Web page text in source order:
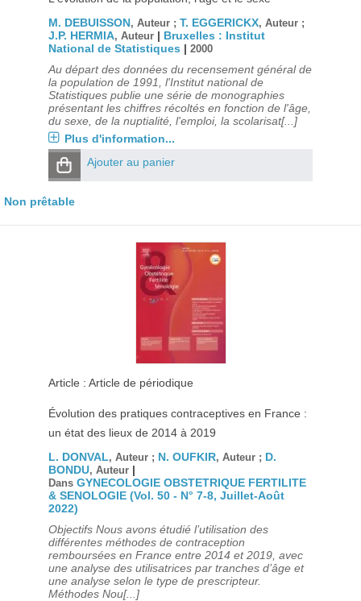
M. DEBUISSON, Auteur ; T. EGGERICKX, Auteur ;
J.P. HERMIA, Auteur | Bruxelles : Institut
National de Statistiques | 2000
Au départ des données du recensement général de
la population de 1991, l'Institut national de
Statistiques publie une série de monographies
présentant les chiffres récoltés en fonction de l'âge,
du sexe, de la nuptialité, l'emploi, la scolarisat[...]
Plus d'information...
Ajouter au panier
Non prêtable
Article : Article de périodique
Évolution des pratiques contraceptives en France :
un état des lieux de 2014 à 2019
L. DONVAL, Auteur ; N. OUFKIR, Auteur ; D.
BONDU, Auteur |
Dans GYNECOLOGIE OBSTETRIQUE FERTILITE
& SENOLOGIE (Vol. 50 - N° 7-8, Juillet-Août
2022)
Objectifs Nous avons étudié l’utilisation des
différentes méthodes de contraception
remboursées en France entre 2014 et 2019, avec
une analyse des utilisatrices par tranches d’âge et
une analyse selon le type de prescripteur.
Méthodes Nou[...]